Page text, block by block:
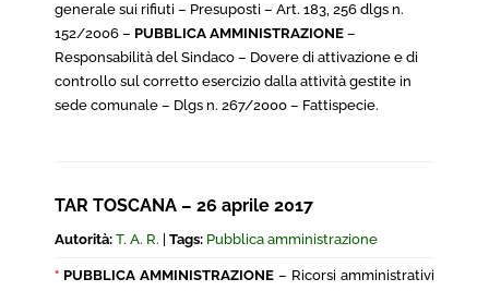
generale sui rifiuti – Presuposti – Art. 183, 256 dlgs n.
152/2006 – PUBBLICA AMMINISTRAZIONE –
Responsabilità del Sindaco – Dovere di attivazione e di
controllo sul corretto esercizio dalla attività gestite in
sede comunale – Dlgs n. 267/2000 – Fattispecie.
TAR TOSCANA – 26 aprile 2017
Autorità: T. A. R. Tags: Pubblica amministrazione
* PUBBLICA AMMINISTRAZIONE – Ricorsi amministrativi